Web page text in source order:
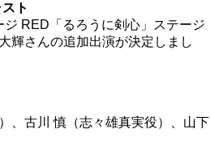
ト
RED「るろうに剣心」ステージ
輝さんの追加出演が決定しまし
、古川 慎（志々雄真実役）、山下